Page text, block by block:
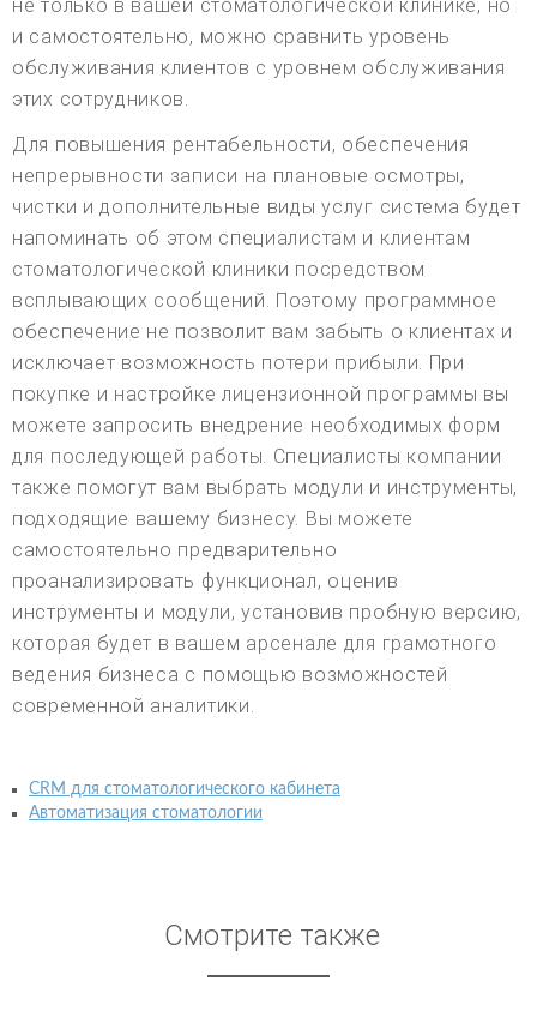
не только в вашей стоматологической клинике, но
и самостоятельно, можно сравнить уровень
обслуживания клиентов с уровнем обслуживания
этих сотрудников.
Для повышения рентабельности, обеспечения
непрерывности записи на плановые осмотры,
чистки и дополнительные виды услуг система будет
напоминать об этом специалистам и клиентам
стоматологической клиники посредством
всплывающих сообщений. Поэтому программное
обеспечение не позволит вам забыть о клиентах и
исключает возможность потери прибыли. При
покупке и настройке лицензионной программы вы
можете запросить внедрение необходимых форм
для последующей работы. Специалисты компании
также помогут вам выбрать модули и инструменты,
подходящие вашему бизнесу. Вы можете
самостоятельно предварительно
проанализировать функционал, оценив
инструменты и модули, установив пробную версию,
которая будет в вашем арсенале для грамотного
ведения бизнеса с помощью возможностей
современной аналитики.
CRM для стоматологического кабинета
Автоматизация стоматологии
Смотрите также